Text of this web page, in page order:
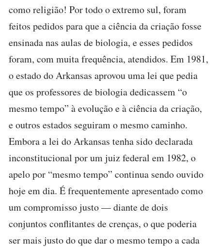
como religião! Por todo o extremo sul, foram
feitos pedidos para que a ciência da criação fosse
ensinada nas aulas de biologia, e esses pedidos
foram, com muita frequência, atendidos. Em 1981,
o estado do Arkansas aprovou uma lei que pedia
que os professores de biologia dedicassem “o
mesmo tempo” à evolução e à ciência da criação,
e outros estados seguiram o mesmo caminho.
Embora a lei do Arkansas tenha sido declarada
inconstitucional por um juiz federal em 1982, o
apelo por “mesmo tempo” continua sendo ouvido
hoje em dia. É frequentemente apresentado como
um compromisso justo — diante de dois
conjuntos conflitantes de crenças, o que poderia
ser mais justo do que dar o mesmo tempo a cada